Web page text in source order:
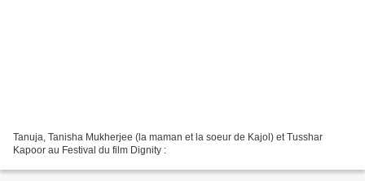
Tanuja, Tanisha Mukherjee (la maman et la soeur de Kajol) et Tusshar
Kapoor au Festival du film Dignity :